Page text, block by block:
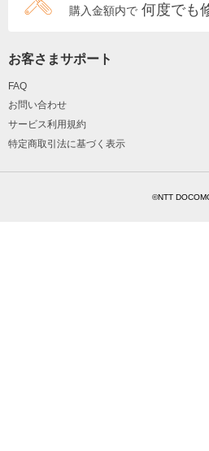
購入金額内で 何度でも
お客さまサポート
FAQ
お問い合わせ
サービス利用規約
特定商取引法に基づく表示
©NTT